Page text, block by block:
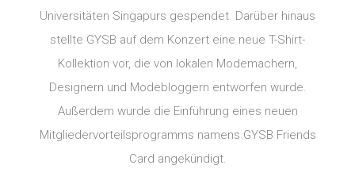
Universitäten Singapurs gespendet. Darüber hinaus
stellte GYSB auf dem Konzert eine neue T-Shirt-
Kollektion vor, die von lokalen Modemachern,
Designern und Modebloggern entworfen wurde.
Außerdem wurde die Einführung eines neuen
Mitgliedervorteilsprogramms namens GYSB Friends
Card angekündigt.